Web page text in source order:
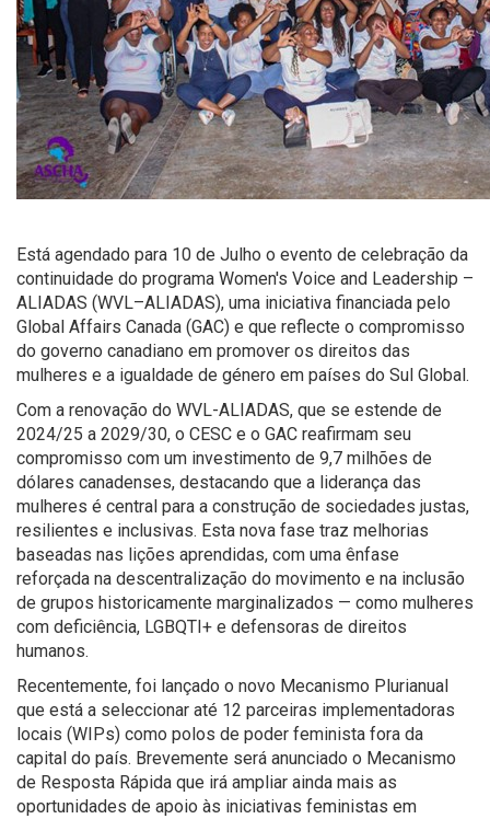
Está agendado para 10 de Julho o evento de celebração da
continuidade do programa Women's Voice and Leadership –
ALIADAS (WVL–ALIADAS), uma iniciativa financiada pelo
Global Affairs Canada (GAC) e que reflecte o compromisso
do governo canadiano em promover os direitos das
mulheres e a igualdade de género em países do Sul Global.
Com a renovação do WVL-ALIADAS, que se estende de
2024/25 a 2029/30, o CESC e o GAC reafirmam seu
compromisso com um investimento de 9,7 milhões de
dólares canadenses, destacando que a liderança das
mulheres é central para a construção de sociedades justas,
resilientes e inclusivas. Esta nova fase traz melhorias
baseadas nas lições aprendidas, com uma ênfase
reforçada na descentralização do movimento e na inclusão
de grupos historicamente marginalizados — como mulheres
com deficiência, LGBQTI+ e defensoras de direitos
humanos.
Recentemente, foi lançado o novo Mecanismo Plurianual
que está a seleccionar até 12 parceiras implementadoras
locais (WIPs) como polos de poder feminista fora da
capital do país. Brevemente será anunciado o Mecanismo
de Resposta Rápida que irá ampliar ainda mais as
oportunidades de apoio às iniciativas feministas em